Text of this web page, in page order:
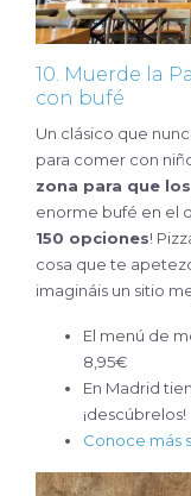
10. Muerde la
con bufé
Un clásico que
para comer con
zona para que
enorme bufé en el
150 opciones!
cosa que te
imagináis un sitio
El menú de
8,95€
En Madrid
¡descúbrelos!
Conoce más